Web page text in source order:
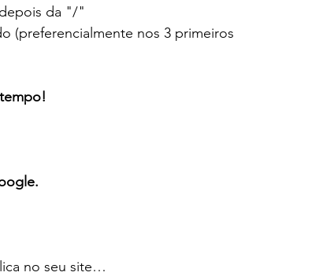
da "/"
(preferencialmente nos 3 primeiros
.
no seu site…